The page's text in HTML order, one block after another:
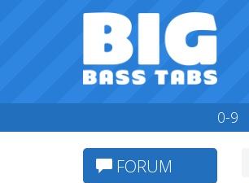
0-9
FORUM